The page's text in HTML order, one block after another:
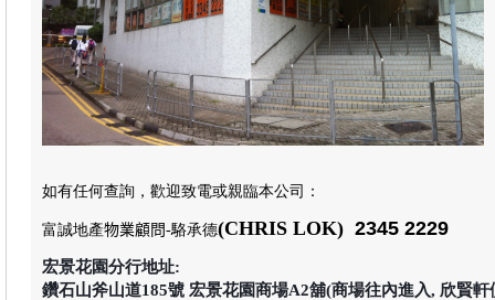
如有任何查詢，歡迎致電或親臨本公司 ：
富誠地產物業顧問-駱承德(CHRIS LOK) 2345 2229
宏景花園分行地址:
鑽石山斧山道185號 宏景花園商場A2舖(商場往內進入, 欣賢軒